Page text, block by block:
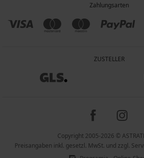
Zahlungsarten
ZUSTELLER
Copyright 2005-2026 ©
Preisangaben inkl. gesetzl. MwSt. und zzgl.